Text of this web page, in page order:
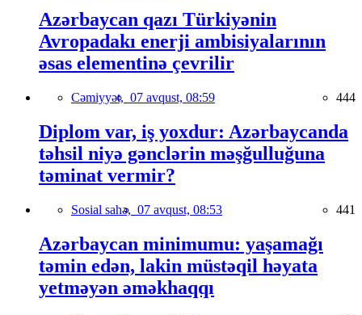
Azərbaycan qazı Türkiyənin
Avropadakı enerji ambisiyalarının
əsas elementinə çevrilir
Cəmiyyət, 07 avqust, 08:59 444
Diplom var, iş yoxdur: Azərbaycanda
təhsil niyə gənclərin məşğulluğuna
təminat vermir?
Sosial sahə, 07 avqust, 08:53 441
Azərbaycan minimumu: yaşamağı
təmin edən, lakin müstəqil həyata
yetməyən əməkhaqqı